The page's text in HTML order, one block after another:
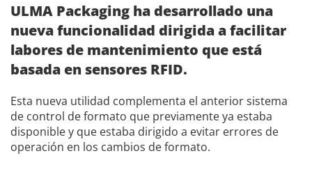
ULMA Packaging ha desarrollado una
nueva funcionalidad dirigida a facilitar
labores de mantenimiento que está
basada en sensores RFID.
Esta nueva utilidad complementa el anterior sistema
de control de formato que previamente ya estaba
disponible y que estaba dirigido a evitar errores de
operación en los cambios de formato.